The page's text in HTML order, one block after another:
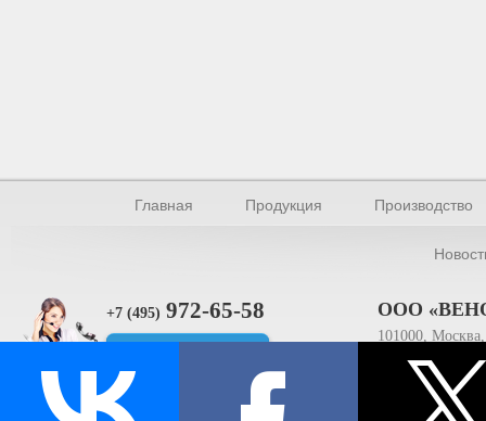
Главная Продукция Производство
+7 (495) 972-65-58 ООО
101000,
ИНН
© Производство уплотнителей и профилей 2026.